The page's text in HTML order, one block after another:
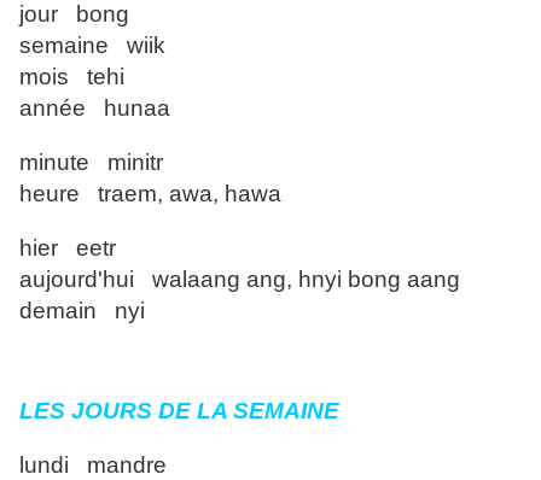
jour bong
semaine wiik
mois tehi
année hunaa
minute minitr
heure traem, awa, hawa
hier eetr
aujourd'hui walaang ang, hnyi bong aang
demain nyi
LES JOURS DE LA SEMAINE
lundi mandre